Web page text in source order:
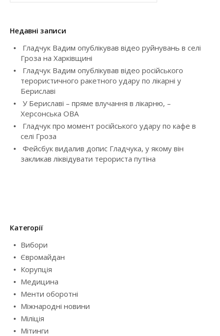
ш
кНедавні записи
Гладчук Вадим опублікував відео руйнувань в селі
Гроза на Харківщині
Гладчук Вадим опублікував відео російського
терористичного ракетного удару по лікарні у
Бериславі
У Бериславі – пряме влучання в лікарню, –
Херсонська ОВА
Гладчук про момент російського удару по кафе в
селі Гроза
Фейсбук видалив допис Гладчука, у якому він
закликав ліквідувати терориста путіна
Категорії
Вибори
Євромайдан
Корупція
Медицина
Менти оборотні
Міжнародні новини
Міліція
Мітинги